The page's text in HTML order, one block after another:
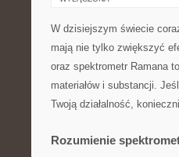
W dzisiejszym świecie
mają nie tylko zwiększyć
oraz spektrometr Ramana
materiałów i substancji.
Twoją działalność,
Rozumienie